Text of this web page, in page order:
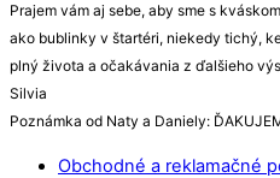
Prajem vám aj sebe, aby sme s
ako bublinky v štartéri, niekedy tichý,
plný života a očakávania z ďalšieho
Silvia
Poznámka od Naty a Daniely:
Obchodné a reklamačné